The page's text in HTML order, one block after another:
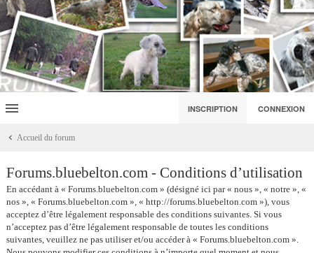
INSCRIPTION CONNEXION
Accueil du forum
Forums.bluebelton.com - Conditions d’utilisation
En accédant à « Forums.bluebelton.com » (désigné ici par « nous », « notre », «
nos », « Forums.bluebelton.com », « http://forums.bluebelton.com »), vous
acceptez d’être légalement responsable des conditions suivantes. Si vous
n’acceptez pas d’être légalement responsable de toutes les conditions
suivantes, veuillez ne pas utiliser et/ou accéder à « Forums.bluebelton.com ».